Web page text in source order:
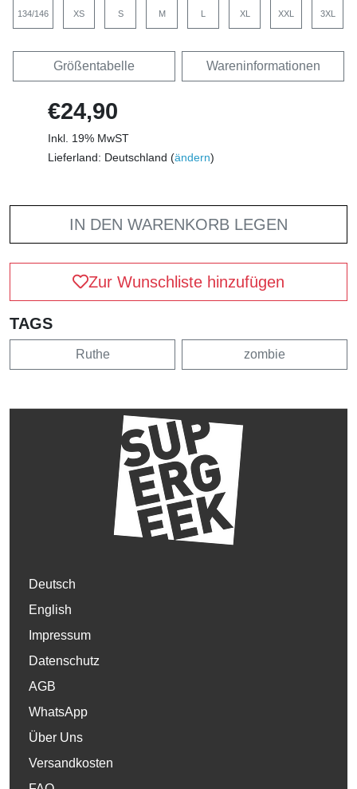
134/146 XS S M L XL XXL 3XL
Größentabelle Wareninformationen
€24,90
Inkl. 19% MwST
Lieferland: Deutschland (ändern)
IN DEN WARENKORB LEGEN
Zur Wunschliste hinzufügen
TAGS
Ruthe zombie
Deutsch
English
Impressum
Datenschutz
AGB
WhatsApp
Über Uns
Versandkosten